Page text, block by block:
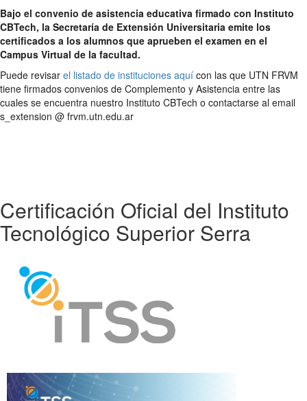
Bajo el convenio de asistencia educativa firmado con Instituto
CBTech, la Secretaría de Extensión Universitaria emite los
certificados a los alumnos que aprueben el examen en el
Campus Virtual de la facultad.
Puede revisar el listado de instituciones aquí con las que UTN FRVM
tiene firmados convenios de Complemento y Asistencia entre las
cuales se encuentra nuestro Instituto CBTech o contactarse al email
s_extension @ frvm.utn.edu.ar
Certificación Oficial del Instituto
Tecnológico Superior Serra